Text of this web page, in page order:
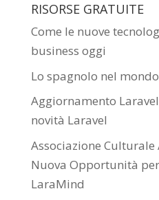
RISORSE GRATUITE
Come le nuove
business oggi
Lo spagnolo nel
Aggiornamento
novità Laravel
Associazione
Nuova Opportunità
LaraMind